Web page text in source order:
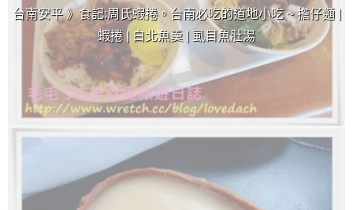
台南安平 》食記:周氏蝦捲。台南必吃的道地小吃 ~ 擔仔麵 |
蝦捲 | 白北魚羹 | 虱目魚肚湯